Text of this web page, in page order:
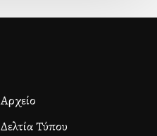
Αρχείο
Δελτία Τύπου